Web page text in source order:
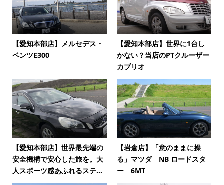
【愛知本部店】メルセデス・
ベンツE300
【愛知本部店】世界に1台し
かない？当店のPTクルーザー
カブリオ
【愛知本部店】世界最先端の
安全機構で安心した旅を。大
人スポーツ感あふれるステ...
【岩倉店】「意のままに操
る」マツダ NB ロードスタ
ー 6MT